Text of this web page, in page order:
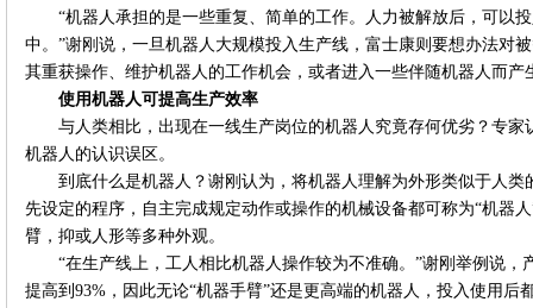
“机器人承担的是一些重复、简单的工作。人力被解放后，可以
中。”谢刚说，一旦机器人大规模投入生产线，富士康则要想办法对
其重获操作、维护机器人的工作机会，或者进入一些伴随机器人而产
使用机器人可提高生产效率
与人类相比，出现在一线生产岗位的机器人究竟存何优劣？专
机器人的认识误区。
到底什么是机器人？谢刚认为，将机器人理解为外形类似于人
先设定的程序，自主完成规定动作或操作的机械设备都可称为“机器
臂，抑或人形等多种外观。
“在生产线上，工人相比机器人操作较为不准确。”谢刚举例说，
提高到93%，因此无论“机器手臂”还是更高端的机器人，投入使用后